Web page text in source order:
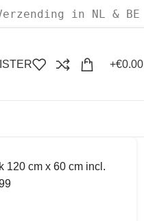
in NL & BE
€0.00
120 cm x 60 cm incl.